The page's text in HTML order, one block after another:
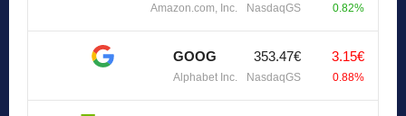
Amazon.com, Inc. NasdaqGS 0.82%
GOOG
Alphabet Inc.
353.47€
NasdaqGS
3.15€
0.88%